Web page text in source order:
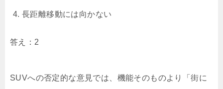
長距離移動には向かない
答え：2
SUVへの否定的な意見では、機能そのものより「街に